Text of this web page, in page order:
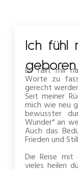
Ich fühl
Es fällt mir
Worte zu
gerecht
Seit meiner
mich wie neu
bewusster
Wunder“ an
Auch das
Frieden und
Die Reise mit
vieles heilen